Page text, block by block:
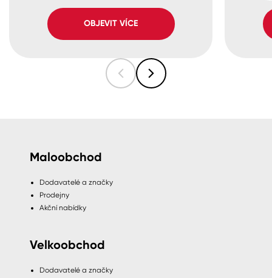
OBJEVIT VÍCE
Maloobchod
Dodavatelé a značky
Prodejny
Akční nabídky
Velkoobchod
Dodavatelé a značky